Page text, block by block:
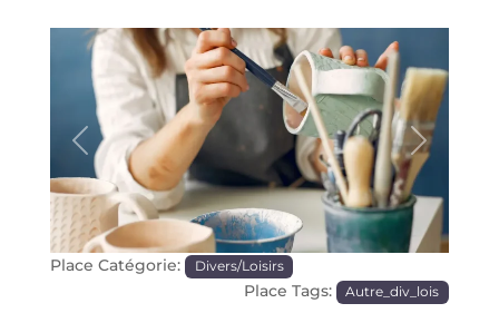
Précédente Prochaine
Place Catégorie: Divers/Loisirs
Place Tags: Autre_div_lois